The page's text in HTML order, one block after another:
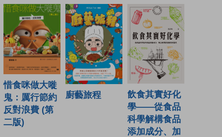
惜食咪做大嘥
鬼：厲行節約
反對浪費 (第
二版)
廚藝旅程
飲食其實好化
學——從食品
科學解構食品
添加成分、加